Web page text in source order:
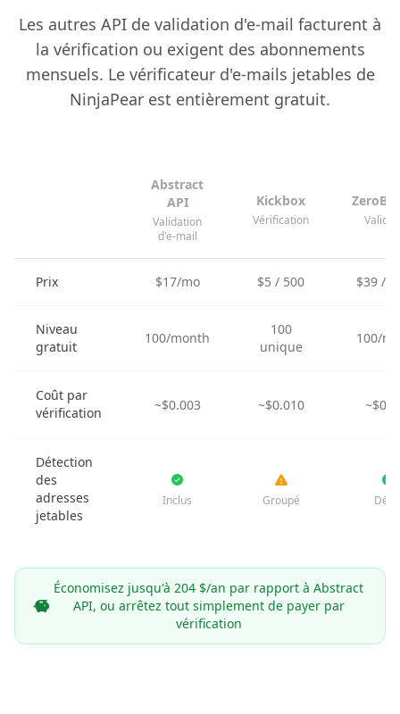
Les autres API de validation d'e-mail facturent à
la vérification ou exigent des abonnements
mensuels. Le vérificateur d'e-mails jetables de
NinjaPear est entièrement gratuit.
Abstract
API
Validation
d'e-mail
Kickbox
Vérification
Prix $17/mo $5 / 500 $39 /
Niveau
gratuit
100/month
100
unique
100/
Coût par
vérification
~$0.003 ~$0.010
Détection
des
adresses
jetables
Inclus Groupé
Économisez jusqu'à 204 $/an par rapport à Abstract
API, ou arrêtez tout simplement de payer par
vérification